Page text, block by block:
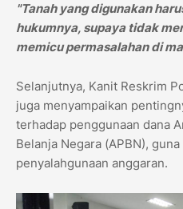
"Tanah yang digunakan
hukumnya, supaya tidak
memicu permasalahan di
Selanjutnya, Kanit Reskrim
juga menyampaikan
terhadap penggunaan dana
Belanja Negara (APBN),
penyalahgunaan anggaran.